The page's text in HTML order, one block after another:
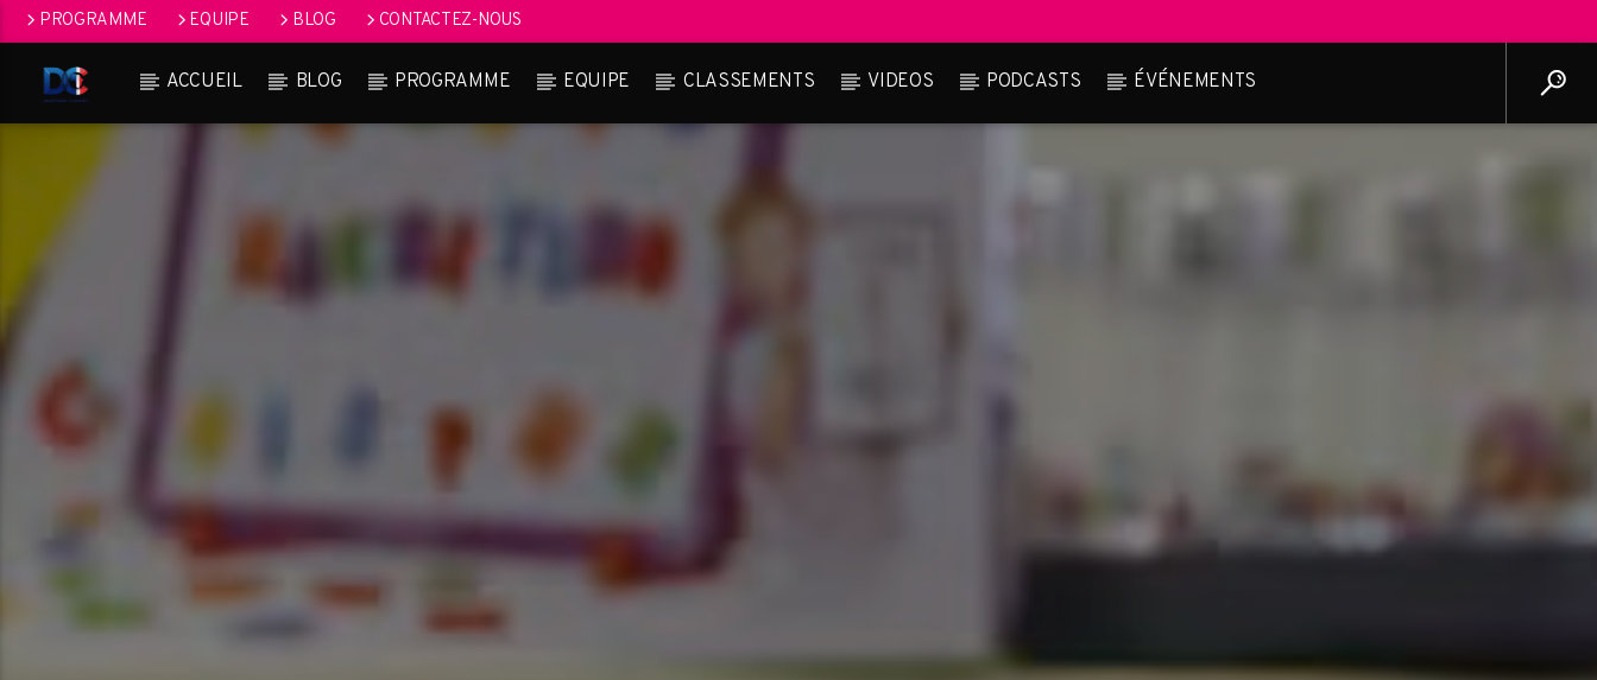
PROGRAMME EQUIPE BLOG CONTACTEZ-NOUS
ACCUEIL BLOG PROGRAMME EQUIPE CLASSEMENTS VIDEOS PODCASTS ÉVÉNEMENTS
[Il n'y a pas de stations de radio dans la base de données]